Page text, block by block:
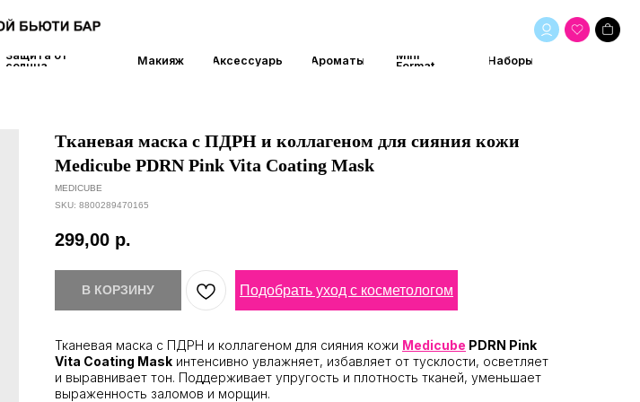
Макияж Аксессуары Ароматы
Format
Наборы
Тканевая маска с ПДРН и коллагеном для сияния кожи
Medicube PDRN Pink Vita Coating Mask
MEDICUBE
SKU: 8800289470165
299,00 р.
В КОРЗИНУ Подобрать уход с косметологом
Тканевая маска с ПДРН и коллагеном для сияния кожи Medicube PDRN Pink
Vita Coating Mask интенсивно увлажняет, избавляет от тусклости, осветляет
и выравнивает тон. Поддерживает упругость и плотность тканей, уменьшает
выраженность заломов и морщин.